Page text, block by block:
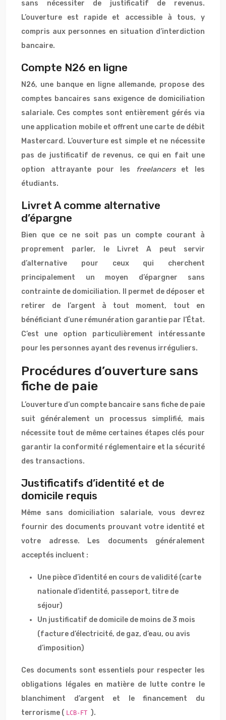
sans nécessiter de justificatif de revenus.
L’ouverture est rapide et accessible à tous, y
compris aux personnes en situation d’interdiction
bancaire.
Compte N26 en ligne
N26, une banque en ligne allemande, propose des
comptes bancaires sans exigence de domiciliation
salariale. Ces comptes sont entièrement gérés via
une application mobile et offrent une carte de débit
Mastercard. L’ouverture est simple et ne nécessite
pas de justificatif de revenus, ce qui en fait une
option attrayante pour les
freelancers et les
étudiants.
Livret A comme alternative
d’épargne
Bien que ce ne soit pas un compte courant à
proprement parler, le Livret A peut servir
d’alternative pour ceux qui cherchent
principalement un moyen d’épargner sans
contrainte de domiciliation. Il permet de déposer et
retirer de l’argent à tout moment, tout en
bénéficiant d’une rémunération garantie par l’État.
C’est une option particulièrement intéressante
pour les personnes ayant des revenus irréguliers.
Procédures d’ouverture sans
fiche de paie
L’ouverture d’un compte bancaire sans fiche de paie
suit généralement un processus simplifié, mais
nécessite tout de même certaines étapes clés pour
garantir la conformité réglementaire et la sécurité
des transactions.
Justificatifs d’identité et de
domicile requis
Même sans domiciliation salariale, vous devrez
fournir des documents prouvant votre identité et
votre adresse. Les documents généralement
acceptés incluent :
Une pièce d’identité en cours de validité (carte
nationale d’identité, passeport, titre de
séjour)
Un justificatif de domicile de moins de 3 mois
(facture d’électricité, de gaz, d’eau, ou avis
d’imposition)
Ces documents sont essentiels pour respecter les
obligations légales en matière de lutte contre le
blanchiment d’argent et le financement du
terrorisme ( LCB-FT ).